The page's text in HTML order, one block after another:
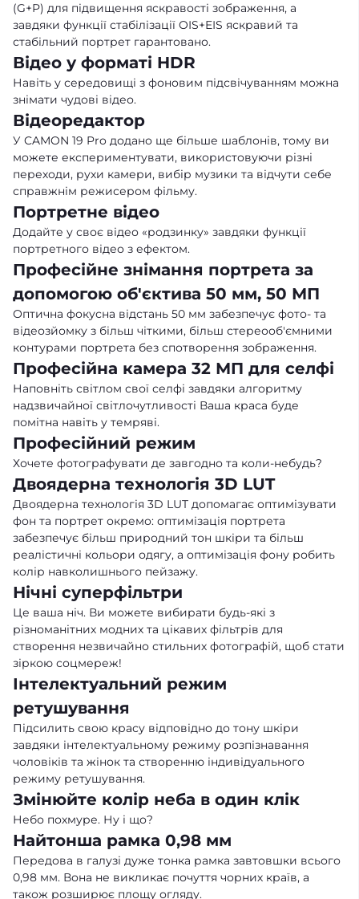
(G+P) для підвищення яскравості зображення, а
завдяки функції стабілізації OIS+EIS яскравий та
стабільний портрет гарантовано.
Відео у форматі HDR
Навіть у середовищі з фоновим підсвічуванням можна
знімати чудові відео.
Відеоредактор
У CAMON 19 Pro додано ще більше шаблонів, тому ви
можете експериментувати, використовуючи різні
переходи, рухи камери, вибір музики та відчути себе
справжнім режисером фільму.
Портретне відео
Додайте у своє відео «родзинку» завдяки функції
портретного відео з ефектом.
Професійне знімання портрета за
допомогою об'єктива 50 мм, 50 МП
Оптична фокусна відстань 50 мм забезпечує фото- та
відеозйомку з більш чіткими, більш стереооб'ємними
контурами портрета без спотворення зображення.
Професійна камера 32 МП для селфі
Наповніть світлом свої селфі завдяки алгоритму
надзвичайної світлочутливості Ваша краса буде
помітна навіть у темряві.
Професійний режим
Хочете фотографувати де завгодно та коли-небудь?
Двоядерна технологія 3D LUT
Двоядерна технологія 3D LUT допомагає оптимізувати
фон та портрет окремо: оптимізація портрета
забезпечує більш природний тон шкіри та більш
реалістичні кольори одягу, а оптимізація фону робить
колір навколишнього пейзажу.
Нічні суперфільтри
Це ваша ніч. Ви можете вибирати будь-які з
різноманітних модних та цікавих фільтрів для
створення незвичайно стильних фотографій, щоб стати
зіркою соцмереж!
Інтелектуальний режим
ретушування
Підсилить свою красу відповідно до тону шкіри
завдяки інтелектуальному режиму розпізнавання
чоловіків та жінок та створенню індивідуального
режиму ретушування.
Змінюйте колір неба в один клік
Небо похмуре. Ну і що?
Найтонша рамка 0,98 мм
Передова в галузі дуже тонка рамка завтовшки всього
0,98 мм. Вона не викликає почуття чорних країв, а
також розширює площу огляду.